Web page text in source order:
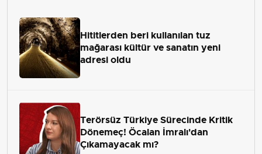
Hititlerden beri kullanılan tuz
mağarası kültür ve sanatın yeni
adresi oldu
Terörsüz Türkiye Sürecinde Kritik
Dönemeç! Öcalan İmralı'dan
Çıkamayacak mı?